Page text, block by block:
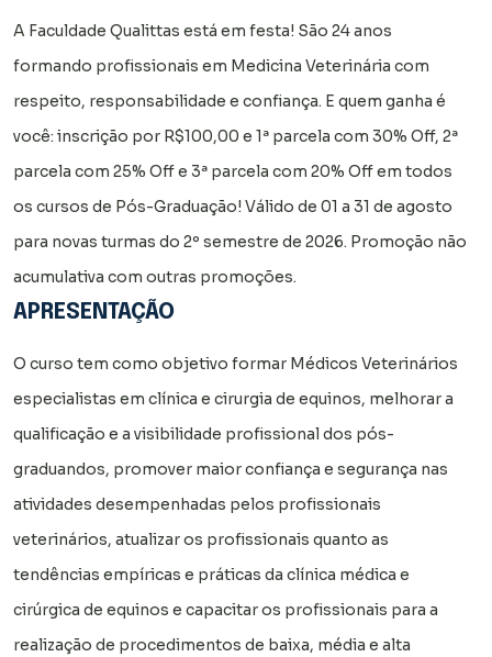
A Faculdade Qualittas está em festa! São 24 anos
formando profissionais em Medicina Veterinária com
respeito, responsabilidade e confiança. E quem ganha é
você: inscrição por R$100,00 e 1ª parcela com 30% Off, 2ª
parcela com 25% Off e 3ª parcela com 20% Off em todos
os cursos de Pós-Graduação! Válido de 01 a 31 de agosto
para novas turmas do 2º semestre de 2026. Promoção não
acumulativa com outras promoções.
APRESENTAÇÃO
O curso tem como objetivo formar Médicos Veterinários
especialistas em clínica e cirurgia de equinos, melhorar a
qualificação e a visibilidade profissional dos pós-
graduandos, promover maior confiança e segurança nas
atividades desempenhadas pelos profissionais
veterinários, atualizar os profissionais quanto as
tendências empíricas e práticas da clínica médica e
cirúrgica de equinos e capacitar os profissionais para a
realização de procedimentos de baixa, média e alta